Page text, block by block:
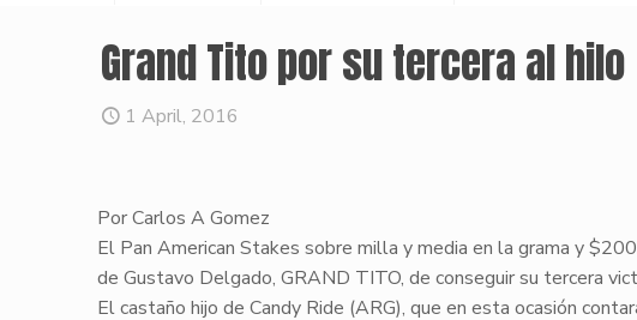
Grand Tito por su tercera al hilo
1 April, 2016
Por Carlos A Gomez
El Pan American Stakes sobre milla y media en la grama y
de Gustavo Delgado, GRAND TITO, de conseguir su tercera
El castaño hijo de Candy Ride (ARG), que en esta ocasión